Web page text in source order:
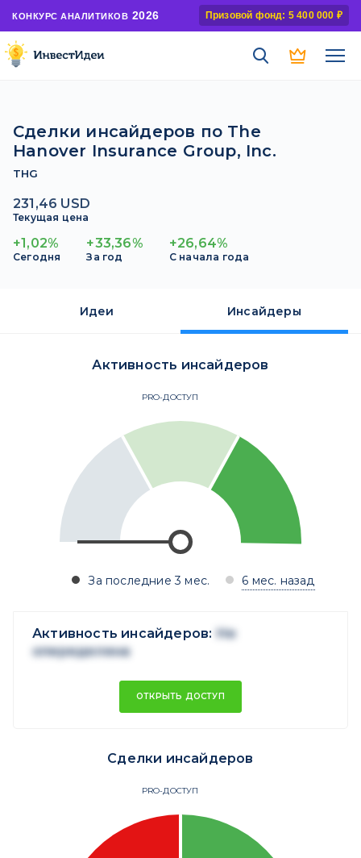
КОНКУРС АНАЛИТИКОВ 2026 Призовой фонд: 5 400 000 ₽
Сделки инсайдеров по The
Hanover Insurance Group, Inc.
THG
231,46 USD
Текущая цена
+1,02%
Сегодня
+33,36%
За год
+26,64%
С начала года
Идеи Инсайдеры
Активность инсайдеров
PRO-ДОСТУП
За последние 3 мес. 6 мес. назад
Активность инсайдеров: Не
опеределена
ОТКРЫТЬ ДОСТУП
Сделки инсайдеров
PRO-ДОСТУП